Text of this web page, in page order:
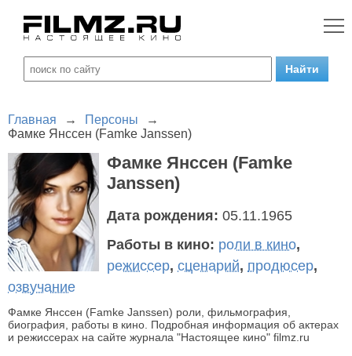
Главная → Персоны
→
Фамке Янссен (Famke Janssen)
Фамке Янссен (Famke
Janssen)
Дата рождения: 05.11.1965
Работы в кино: роли в кино,
режиссер, сценарий, продюсер,
озвучание
Фамке Янссен (Famke Janssen) роли, фильмография,
биография, работы в кино. Подробная информация об актерах
и режиссерах на сайте журнала "Настоящее кино" filmz.ru